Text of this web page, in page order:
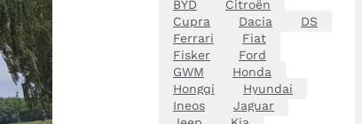
BYD
Citroën
Cupra
Dacia
DS
Ferrari
Fiat
Fisker
Ford
GWM
Honda
Hongqi
Hyundai
Ineos
Jaguar